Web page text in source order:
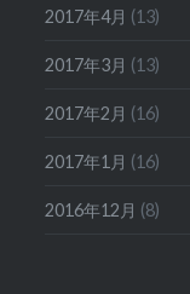
2017年4月 (13)
2017年3月 (13)
2017年2月 (16)
2017年1月 (16)
2016年12月 (8)